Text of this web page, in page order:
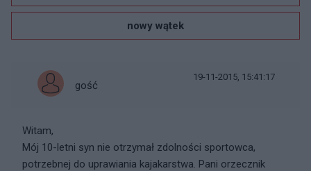
nowy wątek
gość
19-11-2015, 15:41:17
Witam,
Mój 10-letni syn nie otrzymał zdolności sportowca,
potrzebnej do uprawiania kajakarstwa. Pani orzecznik